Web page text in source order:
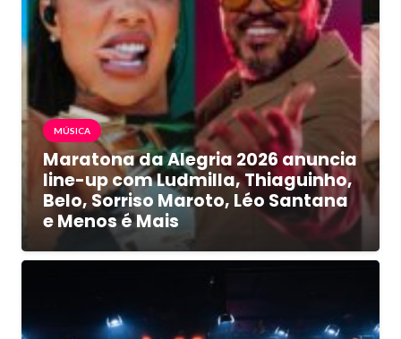
MÚSICA
Maratona da Alegria 2026 anuncia
line-up com Ludmilla, Thiaguinho,
Belo, Sorriso Maroto, Léo Santana
e Menos é Mais